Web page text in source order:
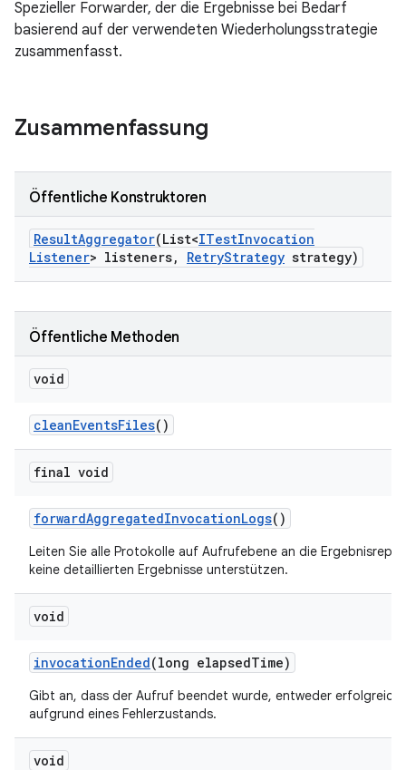
Spezieller Forwarder, der die Ergebnisse bei Bedarf
basierend auf der verwendeten Wiederholungsstrategie
zusammenfasst.
Zusammenfassung
Öffentliche Konstruktoren
ResultAggregator(List<ITestInvocation
Listener> listeners, RetryStrategy strategy)
Öffentliche Methoden
void
cleanEventsFiles()
final void
forwardAggregatedInvocationLogs()
Leiten Sie alle Protokolle auf Aufrufebene an die
keine detaillierten Ergebnisse unterstützen.
void
invocationEnded(long elapsedTime)
Gibt an, dass der Aufruf beendet wurde, entweder erfolgreich
aufgrund eines Fehlerzustands.
void